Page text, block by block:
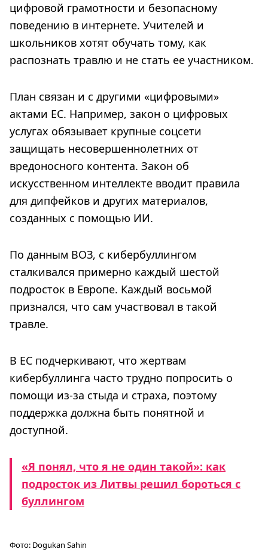
цифровой грамотности и безопасному
поведению в интернете. Учителей и
школьников хотят обучать тому, как
распознать травлю и не стать ее участником.
План связан и с другими «цифровыми»
актами ЕС. Например, закон о цифровых
услугах обязывает крупные соцсети
защищать несовершеннолетних от
вредоносного контента. Закон об
искусственном интеллекте вводит правила
для дипфейков и других материалов,
созданных с помощью ИИ.
По данным ВОЗ, с кибербуллингом
сталкивался примерно каждый шестой
подросток в Европе. Каждый восьмой
признался, что сам участвовал в такой
травле.
В ЕС подчеркивают, что жертвам
кибербуллинга часто трудно попросить о
помощи из-за стыда и страха, поэтому
поддержка должна быть понятной и
доступной.
«Я понял, что я не один такой»: как
подросток из Литвы решил бороться с
буллингом
Фото: Dogukan Sahin